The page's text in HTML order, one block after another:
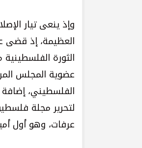
وإذ ينعى تيار
العظيمة، إذ قضى
الثورة
عضوية المجلس
الفلسطيني،
لتحرير مجلة
عرفات، وهو أول